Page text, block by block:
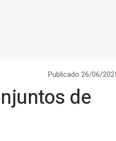
Publicado 26/06/
de